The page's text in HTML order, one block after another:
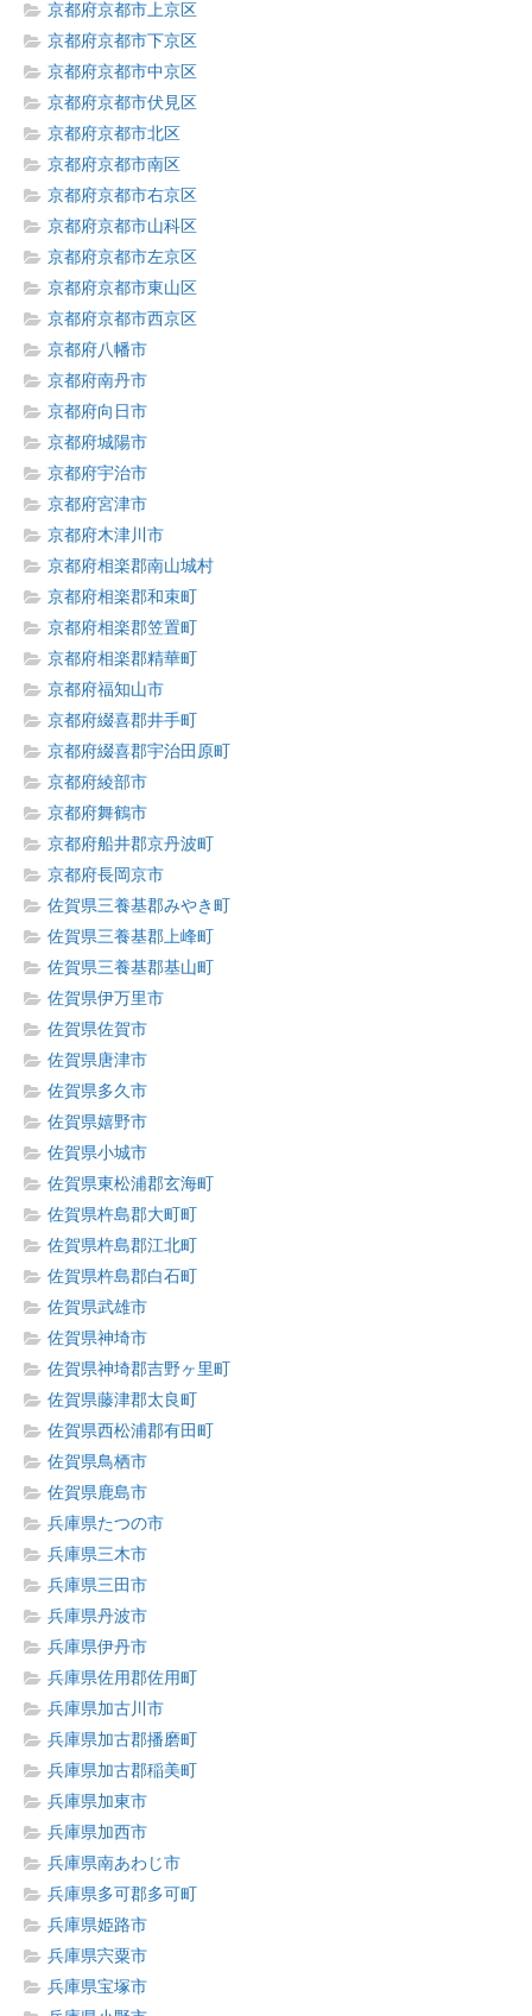
京都府京都市上京区
京都府京都市下京区
京都府京都市中京区
京都府京都市伏見区
京都府京都市北区
京都府京都市南区
京都府京都市右京区
京都府京都市山科区
京都府京都市左京区
京都府京都市東山区
京都府京都市西京区
京都府八幡市
京都府南丹市
京都府向日市
京都府城陽市
京都府宇治市
京都府宮津市
京都府木津川市
京都府相楽郡南山城村
京都府相楽郡和束町
京都府相楽郡笠置町
京都府相楽郡精華町
京都府福知山市
京都府綴喜郡井手町
京都府綴喜郡宇治田原町
京都府綾部市
京都府舞鶴市
京都府船井郡京丹波町
京都府長岡京市
佐賀県三養基郡みやき町
佐賀県三養基郡上峰町
佐賀県三養基郡基山町
佐賀県伊万里市
佐賀県佐賀市
佐賀県唐津市
佐賀県多久市
佐賀県嬉野市
佐賀県小城市
佐賀県東松浦郡玄海町
佐賀県杵島郡大町町
佐賀県杵島郡江北町
佐賀県杵島郡白石町
佐賀県武雄市
佐賀県神埼市
佐賀県神埼郡吉野ヶ里町
佐賀県藤津郡太良町
佐賀県西松浦郡有田町
佐賀県鳥栖市
佐賀県鹿島市
兵庫県たつの市
兵庫県三木市
兵庫県三田市
兵庫県丹波市
兵庫県伊丹市
兵庫県佐用郡佐用町
兵庫県加古川市
兵庫県加古郡播磨町
兵庫県加古郡稲美町
兵庫県加東市
兵庫県加西市
兵庫県南あわじ市
兵庫県多可郡多可町
兵庫県姫路市
兵庫県宍粟市
兵庫県宝塚市